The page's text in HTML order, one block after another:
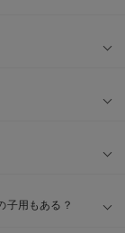
子用もある？